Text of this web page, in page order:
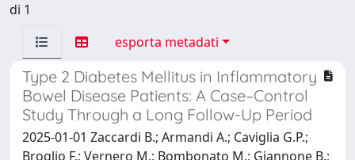
di 1
esporta metadati
Type 2 Diabetes Mellitus in Inflammatory
Bowel Disease Patients: A Case–Control
Study Through a Long Follow-Up Period
2025-01-01 Zaccardi B.; Armandi A.; Caviglia G.P.;
Broglio F.; Vernero M.; Bombonato M.; Giannone B.;